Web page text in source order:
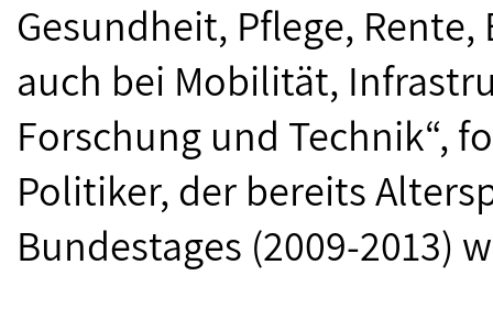
Gesundheit, Pflege,
auch bei Mobilität,
Forschung und Technik“,
Politiker, der bereits
Bundestages (2009-2013)